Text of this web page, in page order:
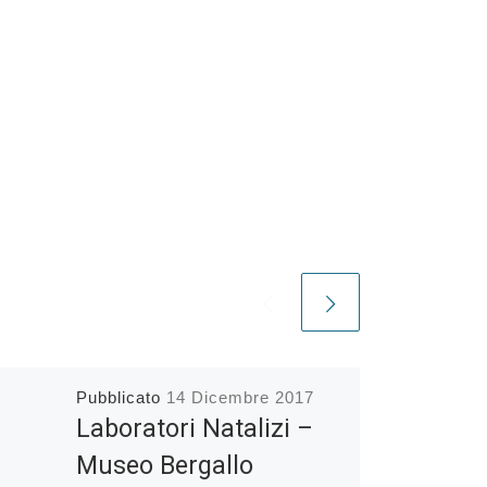
Pubblicato 14 Dicembre 2017
Laboratori Natalizi –
Museo Bergallo